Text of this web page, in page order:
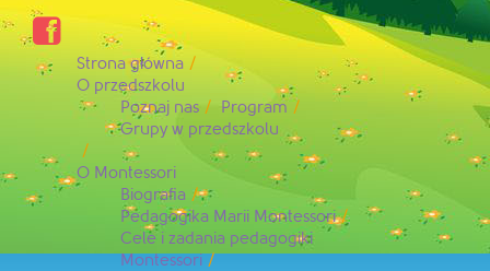

Strona główna
O przedszkolu
Poznaj nas
Program
Grupy w przedszkolu
O Montessori
Biografia
Pedagogika Marii Montessori
Cele i zadania pedagogiki
Montessori